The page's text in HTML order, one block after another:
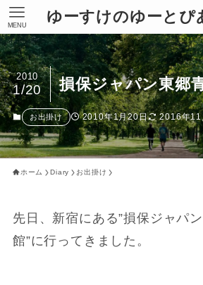
ゆーすけのゆーとぴ
MENU
損保ジャパン東郷
2010
1/20
お出掛け 2010年1月20日 2016年11
ホーム Diary お出掛け
先日、新宿にある”損保ジャパ
館”に行ってきました。